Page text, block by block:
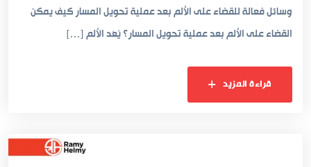
وسائل فعالة للقضاء على الألم بعد عملية تحويل المسار كيف يمكن
القضاء على الألم بعد عملية تحويل المسار؟ يُعَد الألم […]
قراءة المزيد